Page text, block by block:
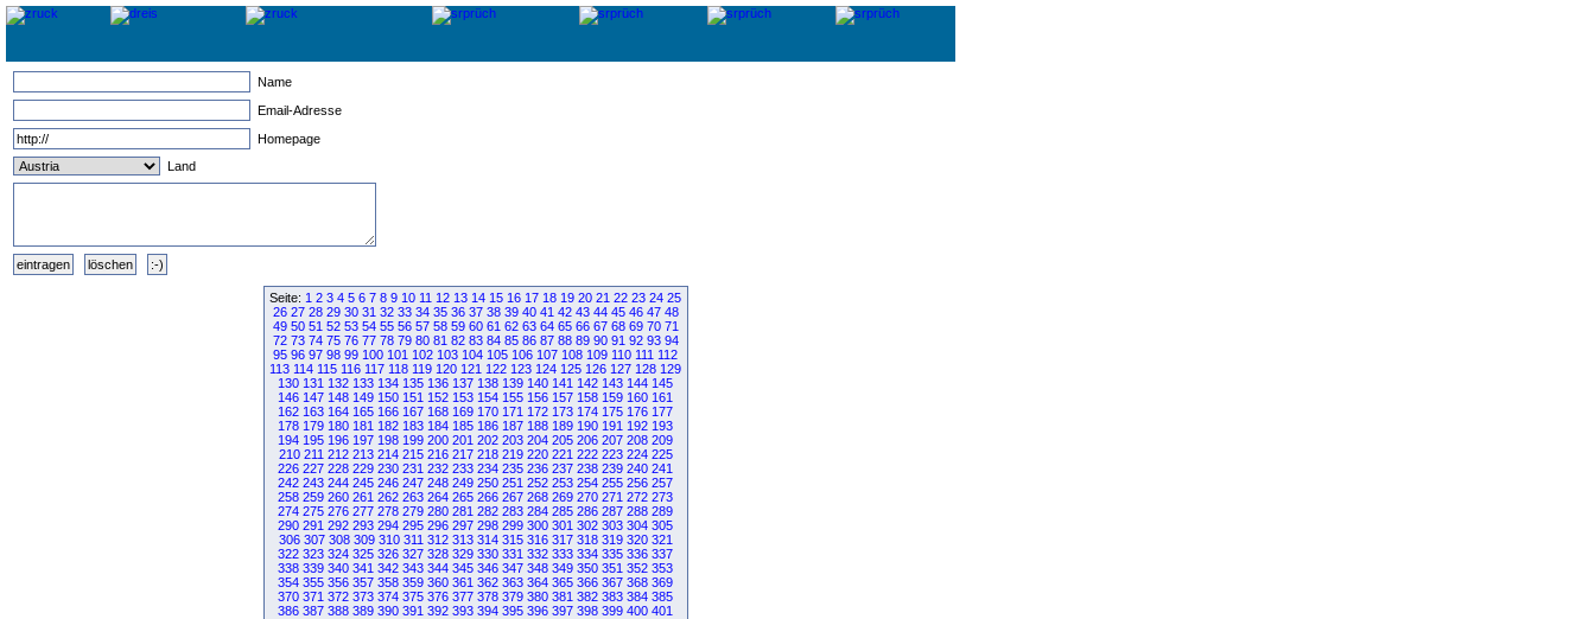
Name
Email-Adresse
Homepage
Land
Seite: 1 2 3 4 5 6 7 8 9 10 11 12 13 14 15 16 17 18 19 20 21 22 23 24 25
26 27 28 29 30 31 32 33 34 35 36 37 38 39 40 41 42 43 44 45 46 47 48
49 50 51 52 53 54 55 56 57 58 59 60 61 62 63 64 65 66 67 68 69 70 71
72 73 74 75 76 77 78 79 80 81 82 83 84 85 86 87 88 89 90 91 92 93 94
95 96 97 98 99 100 101 102 103 104 105 106 107 108 109 110 111 112
113 114 115 116 117 118 119 120 121 122 123 124 125 126 127 128 129
130 131 132 133 134 135 136 137 138 139 140 141 142 143 144 145
146 147 148 149 150 151 152 153 154 155 156 157 158 159 160 161
162 163 164 165 166 167 168 169 170 171 172 173 174 175 176 177
178 179 180 181 182 183 184 185 186 187 188 189 190 191 192 193
194 195 196 197 198 199 200 201 202 203 204 205 206 207 208 209
210 211 212 213 214 215 216 217 218 219 220 221 222 223 224 225
226 227 228 229 230 231 232 233 234 235 236 237 238 239 240 241
242 243 244 245 246 247 248 249 250 251 252 253 254 255 256 257
258 259 260 261 262 263 264 265 266 267 268 269 270 271 272 273
274 275 276 277 278 279 280 281 282 283 284 285 286 287 288 289
290 291 292 293 294 295 296 297 298 299 300 301 302 303 304 305
306 307 308 309 310 311 312 313 314 315 316 317 318 319 320 321
322 323 324 325 326 327 328 329 330 331 332 333 334 335 336 337
338 339 340 341 342 343 344 345 346 347 348 349 350 351 352 353
354 355 356 357 358 359 360 361 362 363 364 365 366 367 368 369
370 371 372 373 374 375 376 377 378 379 380 381 382 383 384 385
386 387 388 389 390 391 392 393 394 395 396 397 398 399 400 401